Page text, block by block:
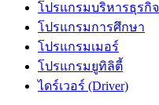
โปรแกรมบริหารธุรกิจ
โปรแกรมการศึกษา
โปรแกรมเมอร์
โปรแกรมยูทิลิตี้
ไดร์เวอร์ (Driver)